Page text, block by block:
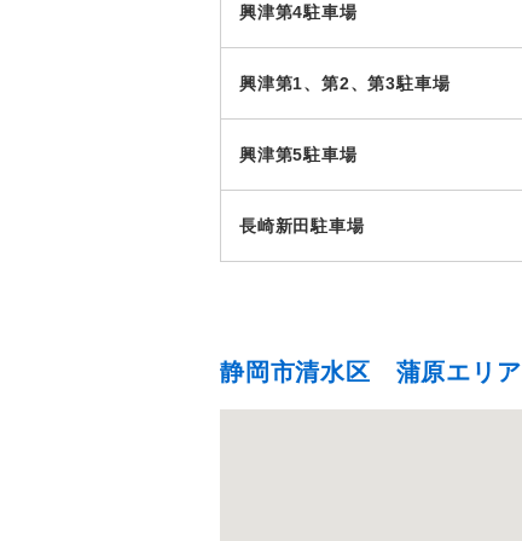
興津第4駐車場
興津第1、第2、第3駐車場
興津第5駐車場
長崎新田駐車場
静岡市清水区 蒲原エリア